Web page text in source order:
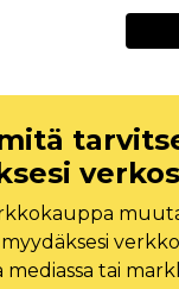
mediassa tai